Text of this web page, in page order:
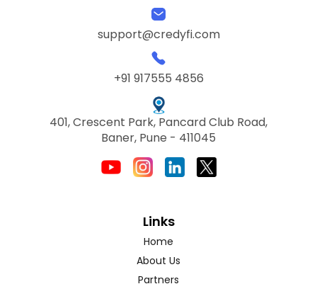
support@credyfi.com
+91 917555 4856
401, Crescent Park, Pancard Club Road,
Baner, Pune - 411045
Links
Home
About Us
Partners